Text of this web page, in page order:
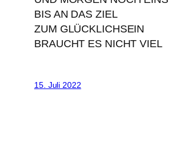
BIS AN DAS ZIEL
ZUM GLÜCKLICHSEIN
BRAUCHT ES NICHT VIEL
15. Juli 2022